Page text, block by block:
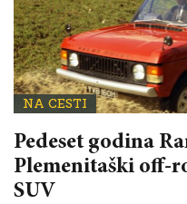
NA CESTI
Pedeset godina
Plemenitaški off-
SUV